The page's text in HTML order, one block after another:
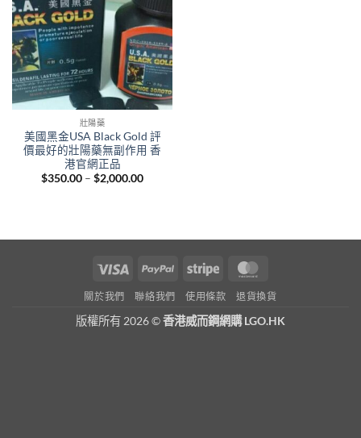
壯陽藥
美國黑金USA Black Gold 評
價最好的壯陽藥無副作用 香
港官網正品
$350.00 – $2,000.00Price
Visa PayPal Stripe
關於我們 聯絡我們 使用條款 退貨換貨
版權所有 2026 ©香港威而鋼網購 LGO.HK